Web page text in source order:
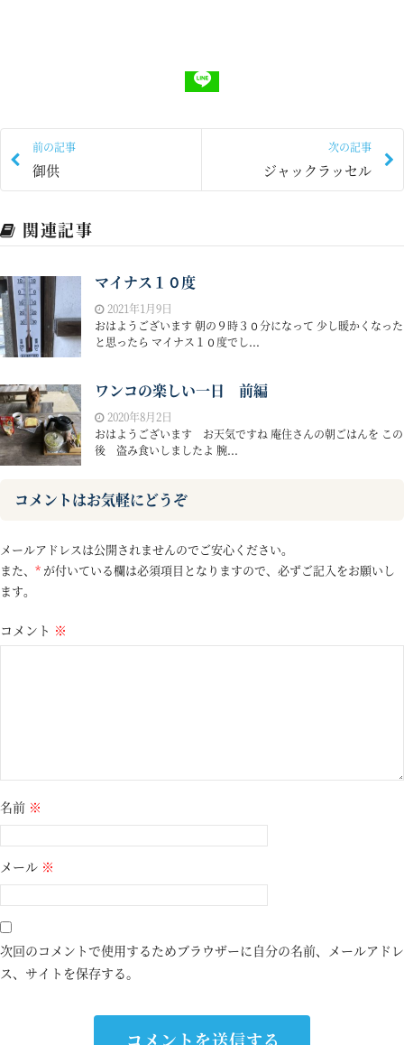
前の記事
御供
次の記事
ジャックラッセル
関連記事
マイナス１０度
2021年1月9日
おはようございます 朝の９時３０分になって 少し暖かくなった
と思ったら マイナス１０度でし...
ワンコの楽しい一日 前編
2020年8月2日
おはようございます お天気ですね 庵住さんの朝ごはんを この
後 盗み食いしましたよ 腕...
コメントはお気軽にどうぞ
メールアドレスは公開されませんのでご安心ください。
また、 * が付いている欄は必須項目となりますので、必ずご記入をお願いし
ます。
コメント ※
名前 ※
メール ※
次回のコメントで使用するためブラウザーに自分の名前、メールアドレ
ス、サイトを保存する。